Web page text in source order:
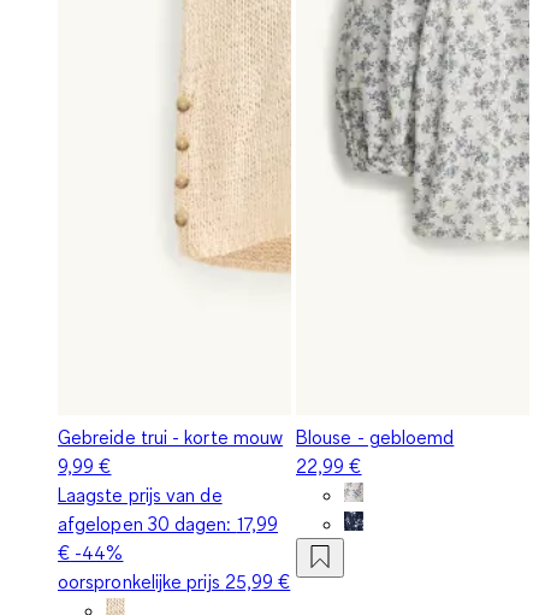
Gebreide trui - korte mouw
9,99 €
Laagste prijs van de
afgelopen 30 dagen: 17,99
€ -44%
oorspronkelijke prijs 25,99 €
Blouse - gebloemd
22,99 €